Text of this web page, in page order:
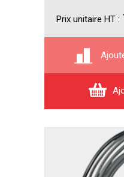
Prix unitaire HT :